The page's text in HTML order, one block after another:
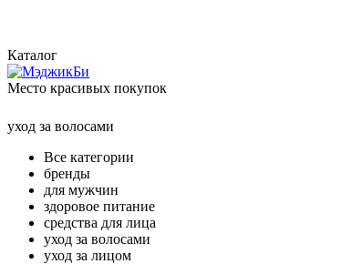
Каталог
Место красивых покупок
уход за волосами
Все категории
бренды
для мужчин
здоровое питание
средства для лица
уход за волосами
уход за лицом